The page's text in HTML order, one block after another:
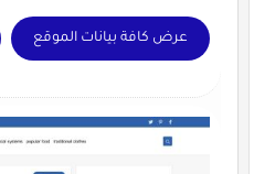
عرض كافة بيانات الموقع